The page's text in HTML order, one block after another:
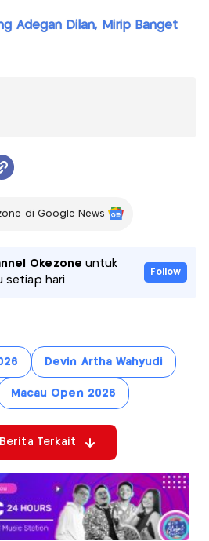
Adegan Dilan, Mirip Banget
di Google News
Okezone untuk
setiap hari
Follow
Devin Artha Wahyudi
Macau Open 2026
Terkait